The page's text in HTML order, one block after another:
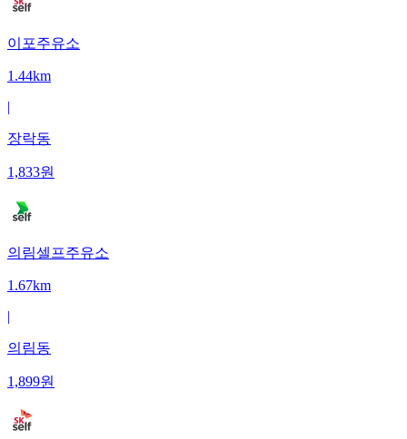
이포주유소
1.44km
|
장락동
1,833원
의림셀프주유소
1.67km
|
의림동
1,899원